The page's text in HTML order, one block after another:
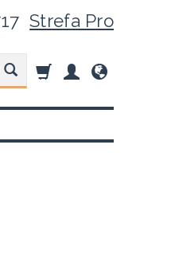
Strefa Pro